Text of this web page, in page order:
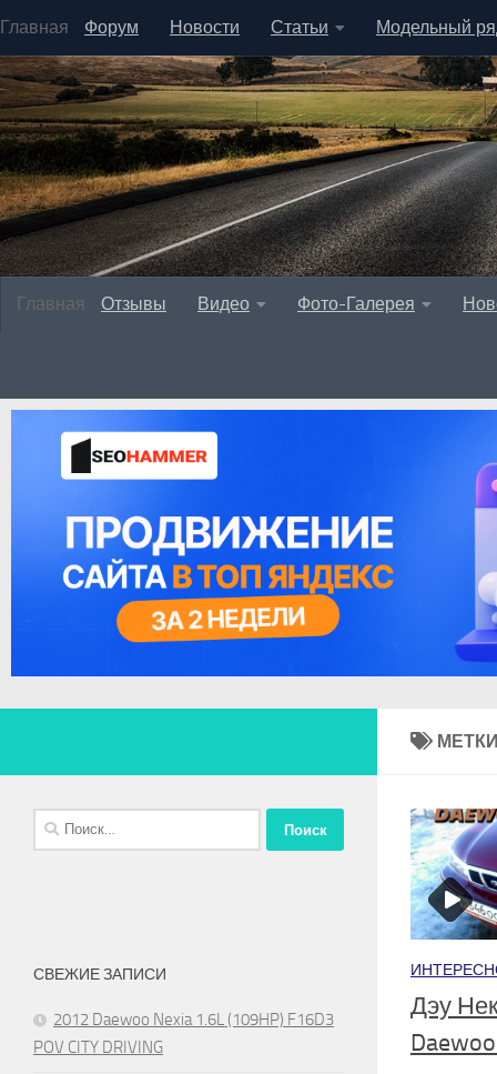
Главная Форум Новости Статьи Модельный
Главная Отзывы Видео Фото-Галерея
Дэу
Найти:
СВЕЖИЕ ЗАПИСИ
2012 Daewoo Nexia 1.6L (109HP) F16D3
POV CITY DRIVING